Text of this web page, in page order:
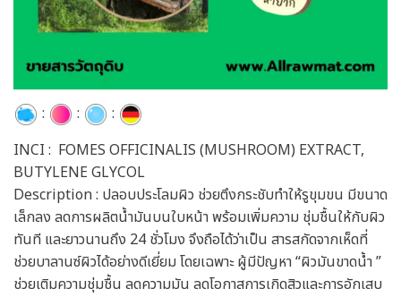
: :
:
INCI : FOMES OFFICINALIS (MUSHROOM) EXTRACT,
BUTYLENE GLYCOL
Description : ปลอบประโลมผิว ช่วยตึงกระชับทำให้รูขุมขน มีขนาด
เล็กลง ลดการผลิตน้ำมันบนใบหน้า พร้อมเพิ่มความ ชุ่มชื้นให้กับผิว
ทันที และยาวนานถึง 24 ชั่วโมง จึงถือได้ว่าเป็น สารสกัดจากเห็ดที่
ช่วยบาลานซ์ผิวได้อย่างดีเยี่ยม โดยเฉพาะ ผู้มีปัญหา “ผิวมันขาดน้ำ ”
ช่วยเติมความชุ่มชื้น ลดความมัน ลดโอกาสการเกิดสิวและการอักเสบ